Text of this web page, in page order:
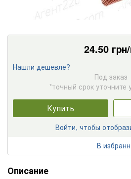
24.50
Нашли дешевле?
Под заказ
*точный срок уточните
Купить
Войти, чтобы
В
Описание